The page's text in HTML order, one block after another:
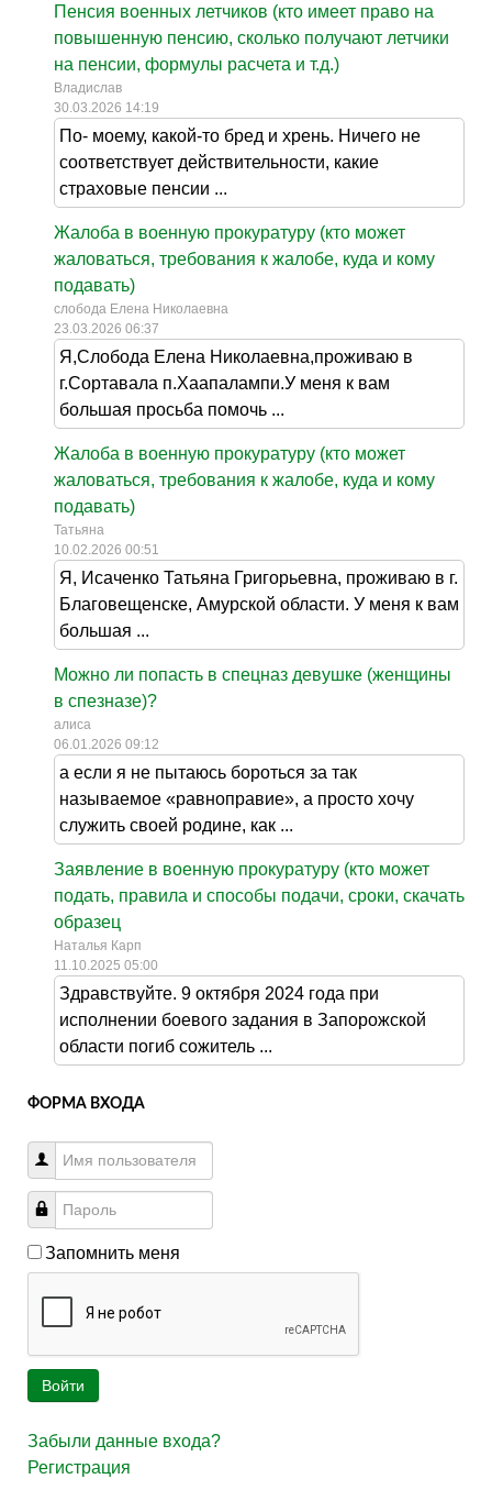
Пенсия военных летчиков (кто имеет право на
повышенную пенсию, сколько получают летчики
на пенсии, формулы расчета и т.д.)
Владислав
30.03.2026 14:19
По- моему, какой-то бред и хрень. Ничего не
соответствует действительности, какие
страховые пенсии ...
Жалоба в военную прокуратуру (кто может
жаловаться, требования к жалобе, куда и кому
подавать)
слобода Елена Николаевна
23.03.2026 06:37
Я,Слобода Елена Николаевна,проживаю в
г.Сортавала п.Хаапалампи.У меня к вам
большая просьба помочь ...
Жалоба в военную прокуратуру (кто может
жаловаться, требования к жалобе, куда и кому
подавать)
Татьяна
10.02.2026 00:51
Я, Исаченко Татьяна Григорьевна, проживаю в г.
Благовещенске, Амурской области. У меня к вам
большая ...
Можно ли попасть в спецназ девушке (женщины
в спезназе)?
алиса
06.01.2026 09:12
а если я не пытаюсь бороться за так
называемое «равноправие», а просто хочу
служить своей родине, как ...
Заявление в военную прокуратуру (кто может
подать, правила и способы подачи, сроки, скачать
образец
Наталья Карп
11.10.2025 05:00
Здравствуйте. 9 октября 2024 года при
исполнении боевого задания в Запорожской
области погиб сожитель ...
ФОРМА ВХОДА
Запомнить меня
Войти
Забыли данные входа?
Регистрация